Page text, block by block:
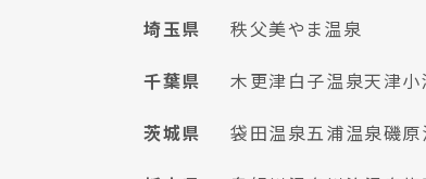
埼玉県
秩父美やま温泉
千葉県
木更津白子温泉天津
茨城県
袋田温泉五浦温泉磯